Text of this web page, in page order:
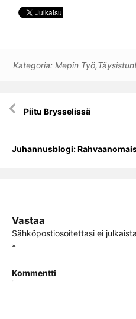
Kategoria: Mepin Työ,
Artikkelien
selausPiitu Brysselissä
Juhannusblogi:
Vastaa
Sähköpostiosoitettasi ei
*
Kommentti